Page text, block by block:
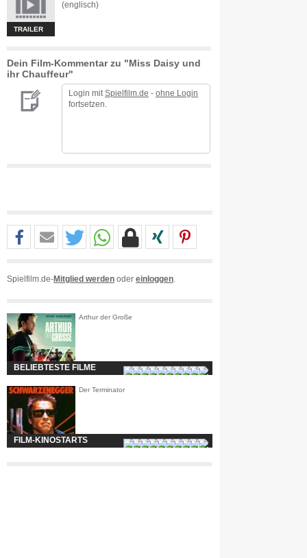
TRAILER
(englisch)
Dein Film-Kommentar zu "Miss Daisy und
ihr Chauffeur"
Login mit Spielfilm.de - ohne Login
fortsetzen.
Spielfilm.de-Mitglied werden oder einloggen
Arthur der Große
BELIEBTESTE FILME
Der Terminator
FILM-KINOSTARTS